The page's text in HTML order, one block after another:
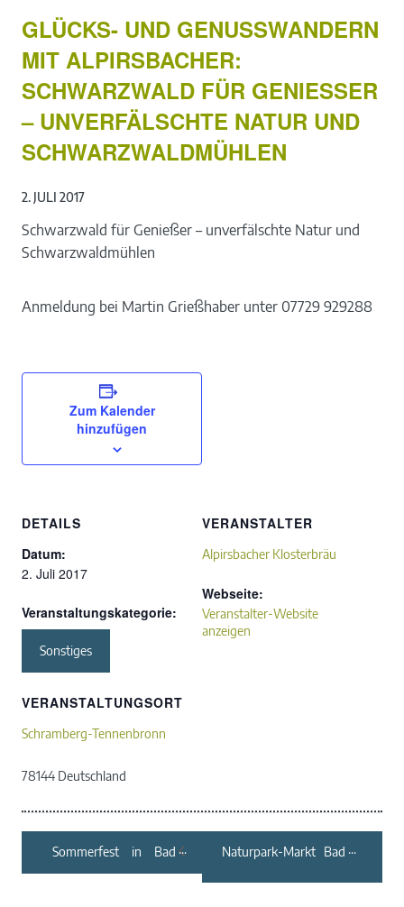
GLÜCKS- UND GENUSSWANDERN
MIT ALPIRSBACHER:
SCHWARZWALD FÜR GENIESSER –
UNVERFÄLSCHTE NATUR UND S
CHWARZWALDMÜHLEN
2. JULI 2017
Schwarzwald für Genießer – unverfälschte Natur und
Schwarzwaldmühlen
Anmeldung bei Martin Grießhaber unter 07729 929288
Zum Kalender
hinzufügen
DETAILS
Datum:
2. Juli 2017
Veranstaltungskategorie:
Sonstiges
VERANSTALTUNGSORT
Schramberg-Tennenbronn
78144 Deutschland
VERANSTALTER
Alpirsbacher Klosterbräu
Webseite:
Veranstalter-Website
anzeigen
Sommerfest in Bad
Naturpark-Markt Bad